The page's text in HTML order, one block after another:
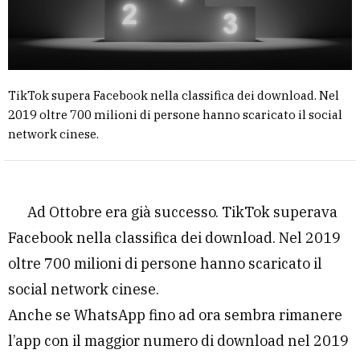
TikTok supera Facebook nella classifica dei download. Nel
2019 oltre 700 milioni di persone hanno scaricato il social
network cinese.
Ad Ottobre era già successo. TikTok superava
Facebook nella classifica dei download. Nel 2019
oltre 700 milioni di persone hanno scaricato il
social network cinese.
Anche se WhatsApp fino ad ora sembra rimanere
l’app con il maggior numero di download nel 2019